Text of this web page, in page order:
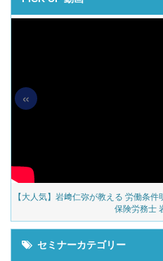
【大人気】岩﨑仁弥が教える 労働条
保険労務士
«
セミナーカテゴリー